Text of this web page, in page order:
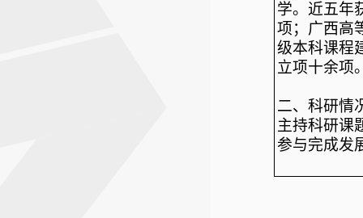
学。近五年
项；广西高
级本科课程
立项十余项
二、科研情
主持科研课
参与完成发